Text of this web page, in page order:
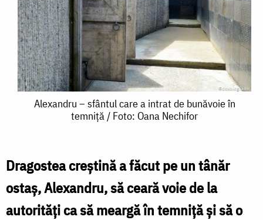
Alexandru
care
a
intrat
Alexandru – sfântul care a intrat de bunăvoie în
temniță / Foto: Oana Nechifor
Dragostea creștină a făcut pe un tânăr
ostaș, Alexandru, să ceară voie de la
autorități ca să meargă în temniță și să o